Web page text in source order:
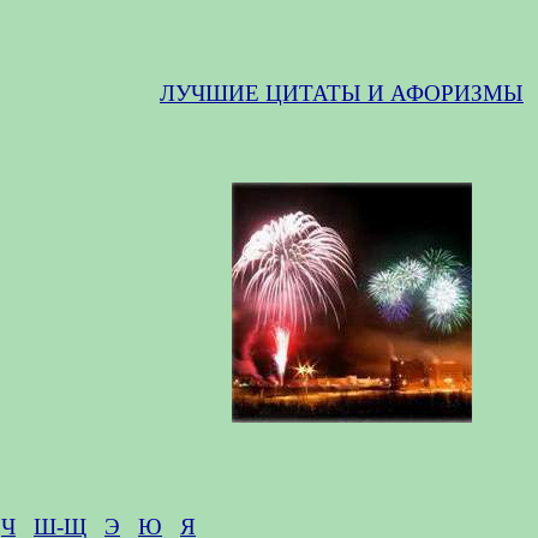
ЛУЧШИЕ ЦИТАТЫ И АФОРИЗМЫ
Ч Ш-Щ Э Ю Я